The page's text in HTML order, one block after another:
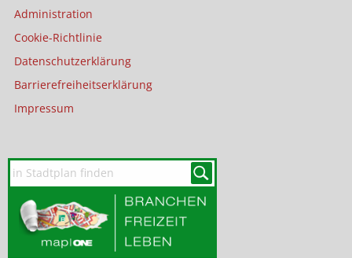
Administration
Cookie-Richtlinie
Datenschutzerklärung
Barrierefreiheitserklärung
Impressum